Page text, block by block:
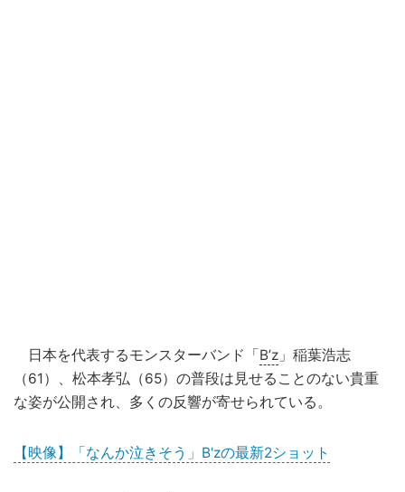
日本を代表するモンスターバンド「 B’z 」稲葉浩志
（61）、松本孝弘（65）の普段は見せることのない貴重
な姿が公開され、多くの反響が寄せられている。
【映像】「なんか泣きそう」B'zの最新2ショット